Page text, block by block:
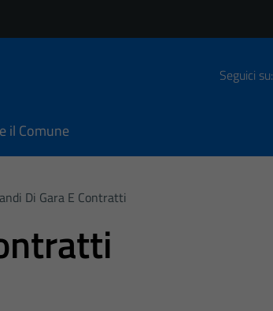
Seguici su:
il Comune
Di Gara E Contratti